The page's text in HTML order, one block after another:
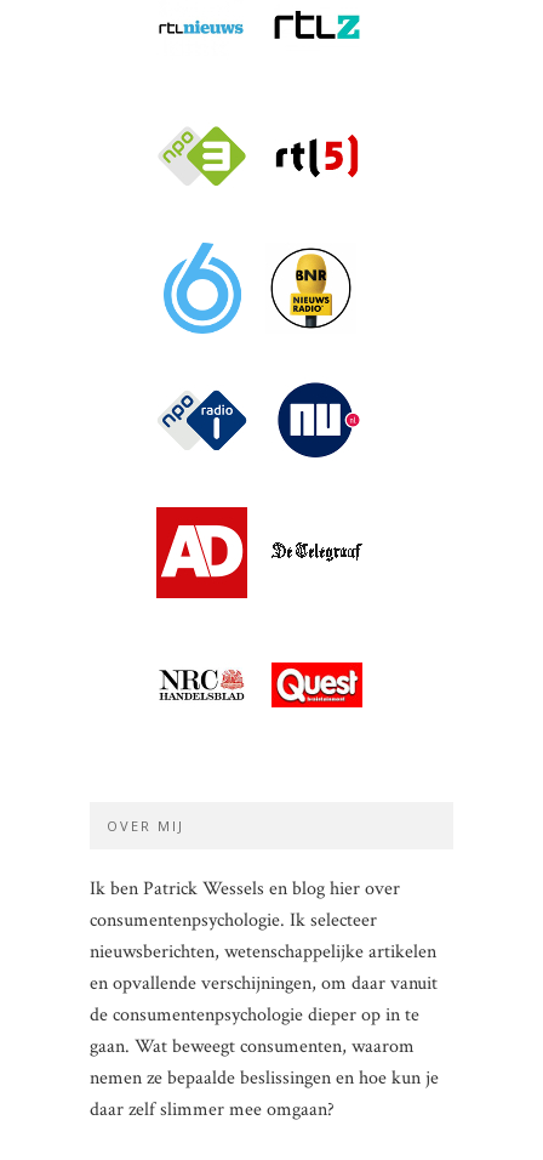
OVER MIJ
Ik ben Patrick Wessels en blog hier over
consumentenpsychologie. Ik selecteer
nieuwsberichten, wetenschappelijke artikelen
en opvallende verschijningen, om daar vanuit
de consumentenpsychologie dieper op in te
gaan. Wat beweegt consumenten, waarom
nemen ze bepaalde beslissingen en hoe kun je
daar zelf slimmer mee omgaan?